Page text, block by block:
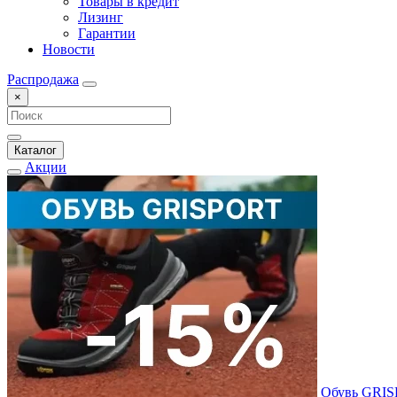
Лизинг
Гарантии
Новости
Распродажа
×
Каталог
Акции
Обувь